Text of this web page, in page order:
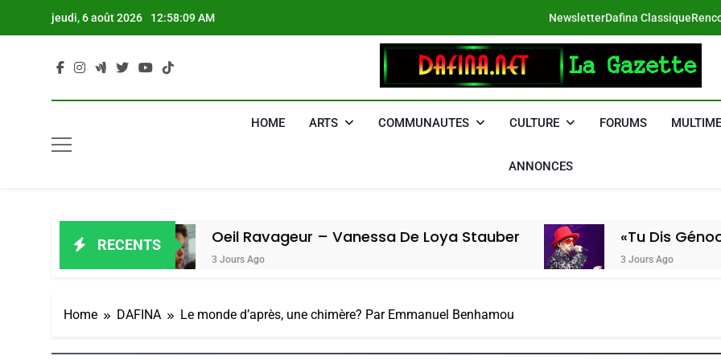
jeudi, 6 août 2026 12:58:10 AM NewsletterDafina Classique
DAFINA
HOME ARTS COMMUNAUTES CULTURE FORUMS
ANNONCES
RECENTSOeil Ravageur – Vanessa De Loya Stauber
3 Jours Ago
«Tu Dis Génocide, Je
3 Jours Ago
Home DAFINA Le monde d’après, une chimère? Par Emmanuel Benhamou